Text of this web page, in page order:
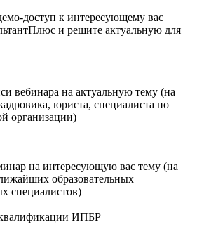
доступ к интересующему вас
и решите актуальную для
вебинара на актуальную тему (на
юриста, специалиста по
организации)
на интересующую вас тему (на
образовательных
специалистов)
ИПБР